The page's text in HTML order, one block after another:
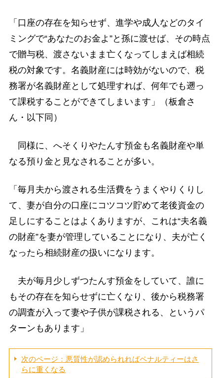
「口座の存在を知らせず、進学や成人などのタイ
ミングで“あなたのお金よ”と孫に渡せば、その時点
で贈与税、渡さないまま亡くなってしまえば相続
税の対象です。名義財産には時効がないので、税
務署が名義財産として処理すれば、何年でも遡っ
て課税することができてしまいます」（板倉さ
ん・以下同）
同様に、へそくりやたんす預金も名義財産や単
なる預り金と見なされることが多い。
「毎月夫から渡される生活費をうまくやりくりし
て、妻が自分の口座にコツコツ貯めて老後資金の
足しにすることはよくありますが、これは“夫名義
の財産”を妻が管理していることになり、夫が亡く
なったら相続財産の扱いになります。
夫が毎月少しずつたんす預金をしていて、誰に
もその存在を知らせずに亡くなり、後から税務署
の調査が入って妻や子供が課税される、というパ
ターンもあります」
次のページ：悪質性が認められればペナルティーはさ
らに重くなる